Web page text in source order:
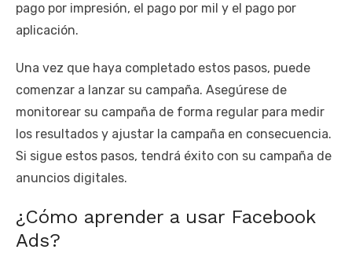
pago por impresión, el pago por mil y el pago por
aplicación.
Una vez que haya completado estos pasos, puede
comenzar a lanzar su campaña. Asegúrese de
monitorear su campaña de forma regular para medir
los resultados y ajustar la campaña en consecuencia.
Si sigue estos pasos, tendrá éxito con su campaña de
anuncios digitales.
¿Cómo aprender a usar Facebook
Ads?